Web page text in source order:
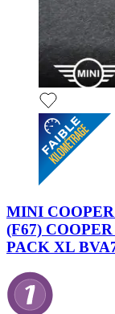
MINI
(F67)
PACK XL